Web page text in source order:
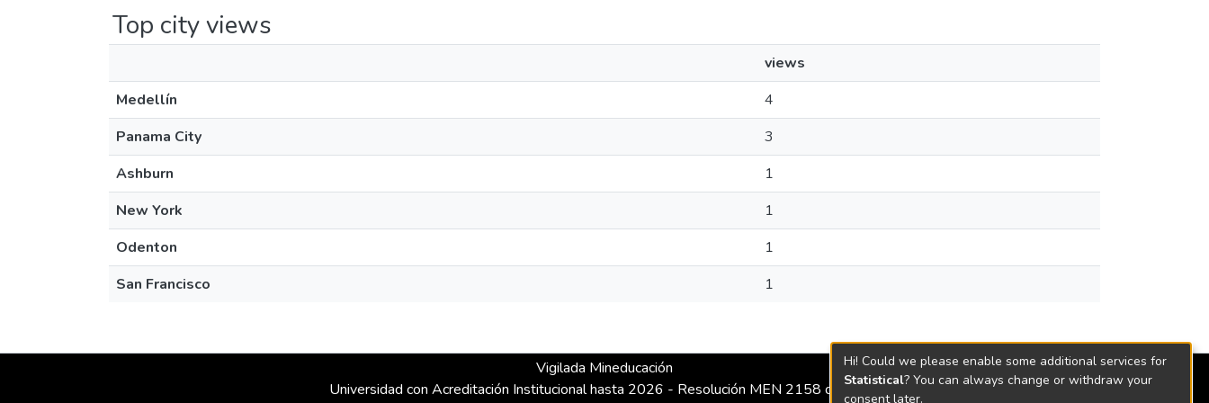
Top city views
views
Medellín
4
Panama City
3
Ashburn
1
New York
1
Odenton
1
San Francisco
1
Vigilada Mineducación
Universidad con Acreditación Institucional hasta 2026 - Resolución MEN 2158 de 2018
Hi! Could we please enable some additional services for
Statistical? You can always change or withdraw your
consent later.